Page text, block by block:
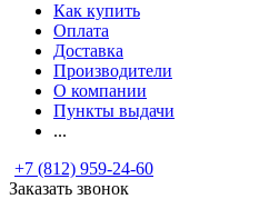
Как купить
Оплата
Доставка
Производители
О компании
Пункты выдачи
...
+7 (812) 959-24-60
Заказать звонок